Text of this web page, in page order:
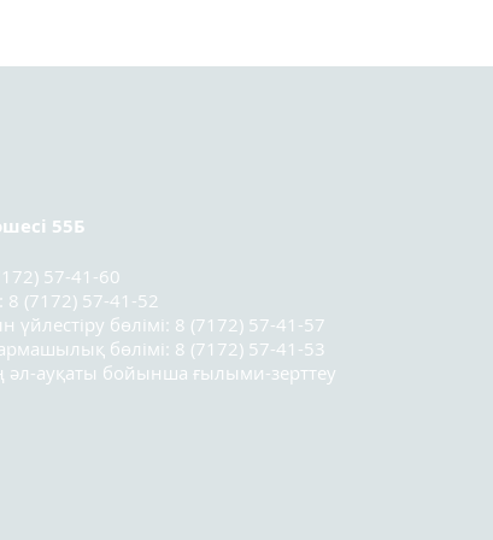
55Б
57-41-60
8 (7172) 57-41-52
үйлестіру бөлімі: 8 (7172) 57-41-57
бөлімі: 8 (7172) 57-41-53
әл-ауқаты бойынша ғылыми-зерттеу